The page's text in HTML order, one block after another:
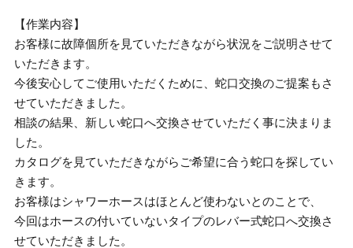
【作業内容】
お客様に故障個所を見ていただきながら状況をご説明させて
いただきます。
今後安心してご使用いただくために、蛇口交換のご提案もさ
せていただきました。
相談の結果、新しい蛇口へ交換させていただく事に決まりま
した。
カタログを見ていただきながらご希望に合う蛇口を探してい
きます。
お客様はシャワーホースはほとんど使わないとのことで、
今回はホースの付いていないタイプのレバー式蛇口へ交換さ
せていただきました。